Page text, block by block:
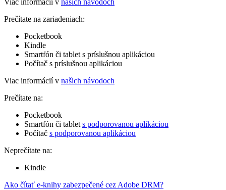
Viac informácií v našich návodoch
Prečítate na zariadeniach:
Pocketbook
Kindle
Smartfón či tablet s príslušnou aplikáciou
Počítač s príslušnou aplikáciou
Viac informácií v našich návodoch
Prečítate na:
Pocketbook
Smartfón či tablet s podporovanou aplikáciou
Počítač s podporovanou aplikáciou
Neprečítate na:
Kindle
Ako čítať e-knihy zabezpečené cez Adobe DRM?